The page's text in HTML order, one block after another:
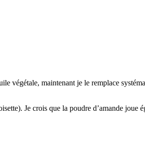
végétale, maintenant je le remplace
Je crois que la poudre d’amande